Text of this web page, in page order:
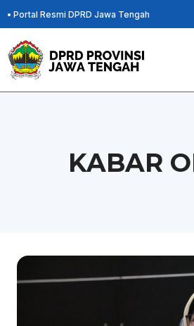
Skip
to
content
• Portal Resmi DPRD Jawa Tengah
KABAR